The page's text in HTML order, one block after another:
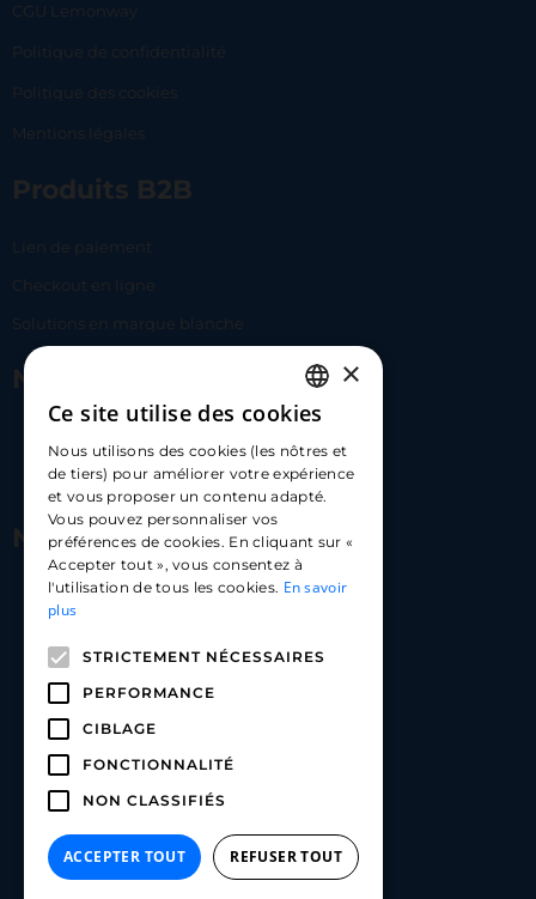
CGU Lemonway
Politique de confidentialité
Politique des cookies
Mentions légales
Produits B2B
Lien de paiement
Checkout en ligne
Solutions en marque blanche
Nous contacter
hello@carloapp.com
Nous suivre
Carlo App | Instagram
Carlo App | Linkedin
FRENCH
ENGLISH
SPANISH
×
Ce site utilise des cookies
Nous utilisons des cookies (les nôtres et
de tiers) pour améliorer votre expérience
et vous proposer un contenu adapté.
Vous pouvez personnaliser vos
préférences de cookies. En cliquant sur «
Accepter tout », vous consentez à
l'utilisation de tous les cookies. En savoir
plus
STRICTEMENT NÉCESSAIRES
PERFORMANCE
CIBLAGE
FONCTIONNALITÉ
NON CLASSIFIÉS
ACCEPTER TOUT REFUSER TOUT